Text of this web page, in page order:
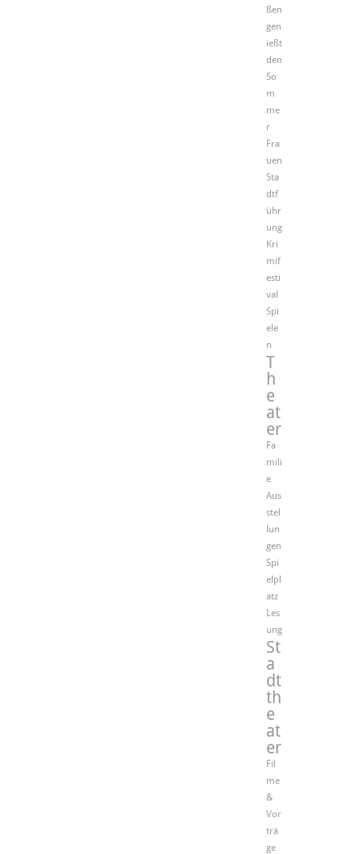
ßen
gen
ießt
den
So
m
me
r
Fra
uen
Sta
dtf
ühr
ung
Kri
mif
esti
val
Spi
ele
n
T
h
e
at
er
Fa
mili
e
Aus
stel
lun
gen
Spi
elpl
atz
Les
ung
St
a
dt
th
e
at
er
Fil
me
&
Vor
trä
ge